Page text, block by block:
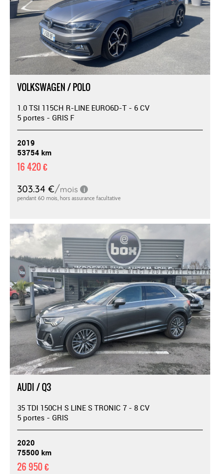
VOLKSWAGEN / POLO
1.0 TSI 115CH R-LINE EURO6D-T - 6 CV
5 portes - GRIS F
2019
53754 km
16 420 €
AUDI / Q3
35 TDI 150CH S LINE S TRONIC 7 - 8 CV
5 portes - GRIS
2020
75500 km
26 950 €